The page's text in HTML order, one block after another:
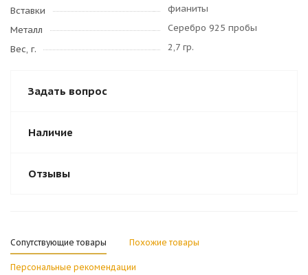
Вставки
фианиты
Металл
Серебро 925 пробы
Вес, г.
2,7 гр.
Задать вопрос
Наличие
Отзывы
Сопутствующие товары Похожие товары
Персональные рекомендации